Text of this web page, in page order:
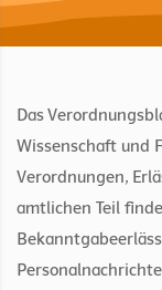
Das
Wissenschaft und
Verordnungen,
amtlichen Teil